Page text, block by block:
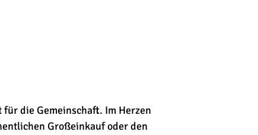
die Gemeinschaft. Im Herzen
Großeinkauf oder den